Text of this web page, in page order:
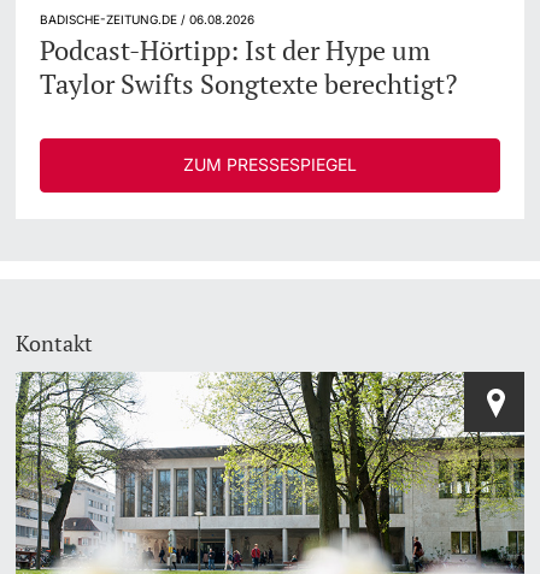
BADISCHE-ZEITUNG.DE / 06.08.2026
Podcast-Hörtipp: Ist der Hype um
Taylor Swifts Songtexte berechtigt?
ZUM PRESSESPIEGEL
Kontakt